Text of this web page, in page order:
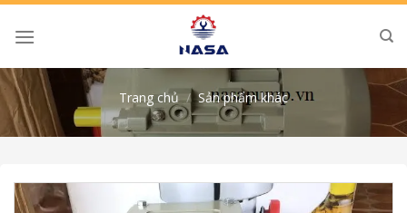
Skip
Trang chủ / Sản phẩm khác